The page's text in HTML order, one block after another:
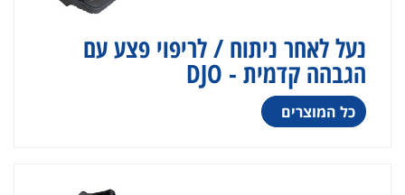
נעל לאחר ניתוח / לריפוי פצע עם
הגבהה קדמית - DJO
כל המוצרים